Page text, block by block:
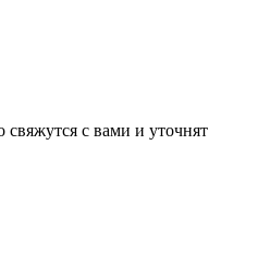
с вами и уточнят